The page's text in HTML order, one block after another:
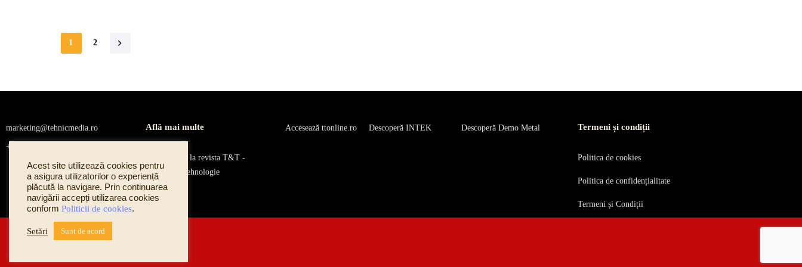
1 2
marketing@tehnicmedia.ro​
+40 741 076 834
Află mai multe
Abonează-te la revista T&T -
Tehnică și Tehnologie
Accesează ttonline.ro Descoperă INTEK Descoperă Demo Metal Termeni și condiții
Politica de cookies
Politica de confidențialitate
Termeni și Condiții
Acest site utilizează cookies pentru
a asigura utilizatorilor o experiență
plăcută la navigare. Prin continuarea
navigării accepți utilizarea cookies
conform Politicii de cookies.
Setări Sunt de acord